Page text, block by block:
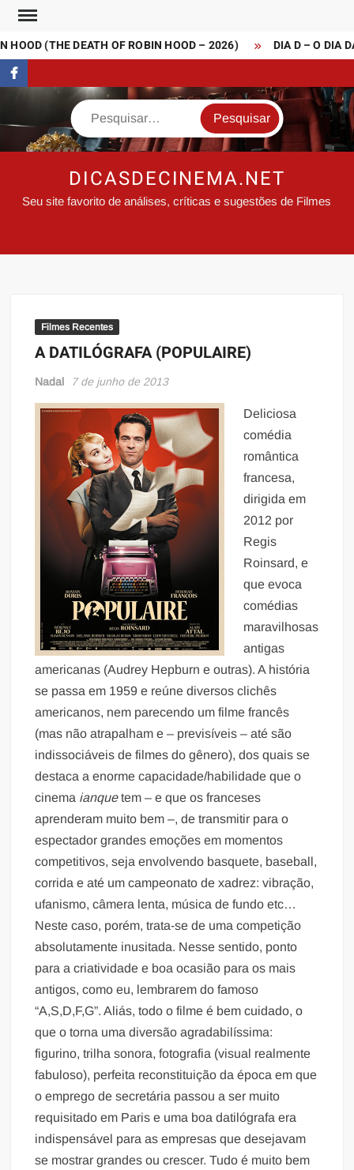
Skip
content(THE DEATH OF ROBIN HOOD – 2026) DIA D – O DIA
FaceBook
Search
DICASDECINEMA.NET
Seu site favorito de análises, críticas e sugestões de Filmes
Filmes Recentes
A DATILÓGRAFA (POPULAIRE)
Nadal 7 de junho de 2013
Deliciosa
comédia
romântica
francesa,
dirigida em
2012 por
Regis
Roinsard, e
que evoca
comédias
maravilhosas
antigas
americanas (Audrey Hepburn e outras). A história
se passa em 1959 e reúne diversos clichês
americanos, nem parecendo um filme francês
(mas não atrapalham e – previsíveis – até são
indissociáveis de filmes do gênero), dos quais se
destaca a enorme capacidade/habilidade que o
cinema ianquetem – e que os franceses
aprenderam muito bem –, de transmitir para o
espectador grandes emoções em momentos
competitivos, seja envolvendo basquete, baseball,
corrida e até um campeonato de xadrez: vibração,
ufanismo, câmera lenta, música de fundo etc…
Neste caso, porém, trata-se de uma competição
absolutamente inusitada. Nesse sentido, ponto
para a criatividade e boa ocasião para os mais
antigos, como eu, lembrarem do famoso
“A,S,D,F,G”. Aliás, todo o filme é bem cuidado, o
que o torna uma diversão agradabilíssima:
figurino, trilha sonora, fotografia (visual realmente
fabuloso), perfeita reconstituição da época em que
o emprego de secretária passou a ser muito
requisitado em Paris e uma boa datilógrafa era
indispensável para as empresas que desejavam
se mostrar grandes ou crescer. Tudo é muito bem